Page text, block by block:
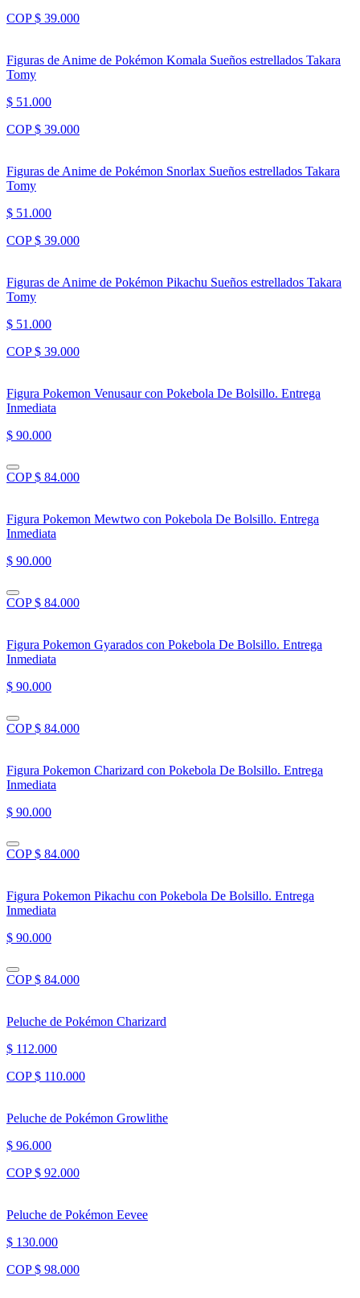
COP $ 39.000
Figuras de Anime de Pokémon Komala Sueños estrellados Takara
Tomy
$ 51.000
COP $ 39.000
Figuras de Anime de Pokémon Snorlax Sueños estrellados Takara
Tomy
$ 51.000
COP $ 39.000
Figuras de Anime de Pokémon Pikachu Sueños estrellados Takara
Tomy
$ 51.000
COP $ 39.000
Figura Pokemon Venusaur con Pokebola De Bolsillo. Entrega
Inmediata
$ 90.000
COP $ 84.000
Figura Pokemon Mewtwo con Pokebola De Bolsillo. Entrega
Inmediata
$ 90.000
COP $ 84.000
Figura Pokemon Gyarados con Pokebola De Bolsillo. Entrega
Inmediata
$ 90.000
COP $ 84.000
Figura Pokemon Charizard con Pokebola De Bolsillo. Entrega
Inmediata
$ 90.000
COP $ 84.000
Figura Pokemon Pikachu con Pokebola De Bolsillo. Entrega
Inmediata
$ 90.000
COP $ 84.000
Peluche de Pokémon Charizard
$ 112.000
COP $ 110.000
Peluche de Pokémon Growlithe
$ 96.000
COP $ 92.000
Peluche de Pokémon Eevee
$ 130.000
COP $ 98.000